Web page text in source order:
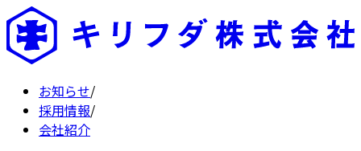
お知らせ/
採用情報/
会社紹介